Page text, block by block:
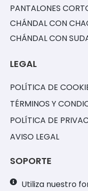
PANTALONES
CHÁNDAL CON
CHÁNDAL CON
LEGAL
POLÍTICA DE
TÉRMINOS Y
POLÍTICA DE
AVISO LEGAL
SOPORTE
Utiliza nuestro